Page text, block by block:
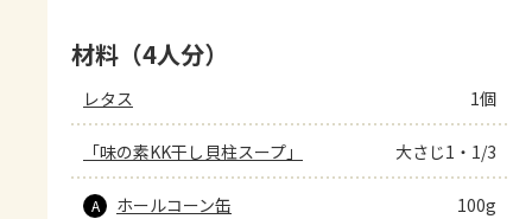
材料（4人分）
レタス 1個
「味の素KK干し貝柱スープ」 大さじ1・1/3
A ホールコーン缶 100g